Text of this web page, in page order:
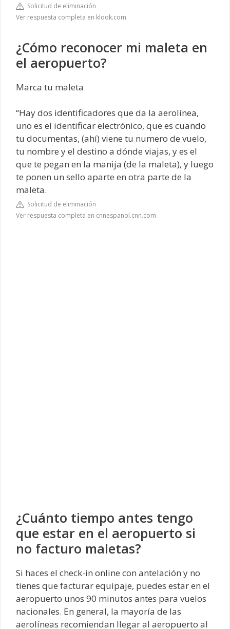
Solicitud de eliminación
Ver respuesta completa en klook.com
¿Cómo reconocer mi maleta en
el aeropuerto?
Marca tu maleta
“Hay dos identificadores que da la aerolínea,
uno es el identificar electrónico, que es cuando
tu documentas, (ahí) viene tu numero de vuelo,
tu nombre y el destino a dónde viajas, y es el
que te pegan en la manija (de la maleta), y luego
te ponen un sello aparte en otra parte de la
maleta.
Solicitud de eliminación
Ver respuesta completa en cnnespanol.cnn.com
¿Cuánto tiempo antes tengo
que estar en el aeropuerto si
no facturo maletas?
Si haces el check-in online con antelación y no
tienes que facturar equipaje, puedes estar en el
aeropuerto unos 90 minutos antes para vuelos
nacionales. En general, la mayoría de las
aerolíneas recomiendan llegar al aeropuerto al